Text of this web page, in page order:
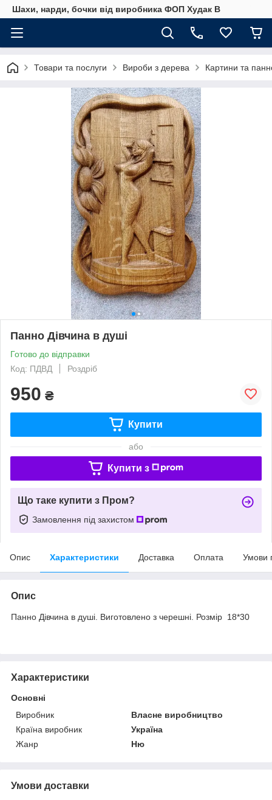
Шахи, нарди, бочки від виробника ФОП Худак В
Товари та послуги Вироби з дерева Картини та
Панно Дівчина в душі
Готово до відправки
Код: ПДВД
Роздріб
950 ₴
Купити
або
Купити з
Що таке купити з Пром?
Замовлення під захистом
Опис Характеристики Доставка Оплата Умови
Опис
Панно Дівчина в душі. Виготовлено з черешні. Розмір 18*30
Характеристики
Основні
Виробник
Власне виробництво
Країна виробник
Україна
Жанр
Ню
Умови доставки